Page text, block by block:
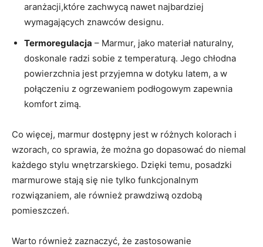
aranżacji,które zachwycą nawet najbardziej
wymagających znawców designu.
Termoregulacja – Marmur, jako materiał naturalny,
doskonale radzi sobie z temperaturą. Jego chłodna
powierzchnia jest przyjemna w dotyku latem, a w
połączeniu z ogrzewaniem podłogowym zapewnia
komfort zimą.
Co więcej, marmur dostępny jest w różnych kolorach i
wzorach, co sprawia, że można go dopasować do niemal
każdego stylu wnętrzarskiego. Dzięki temu, posadzki
marmurowe stają się nie tylko funkcjonalnym
rozwiązaniem, ale również prawdziwą ozdobą
pomieszczeń.
Warto również zaznaczyć, że zastosowanie